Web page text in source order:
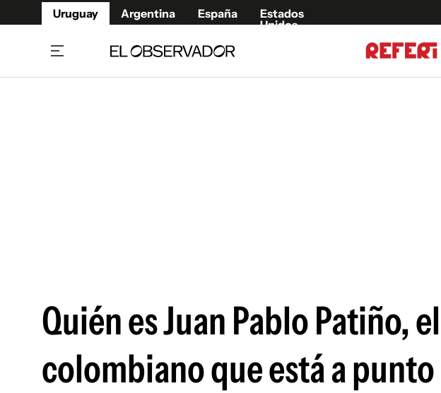
Uruguay Argentina España
Estados
Unidos
Quién es Juan Pablo Patiño,
colombiano que está a